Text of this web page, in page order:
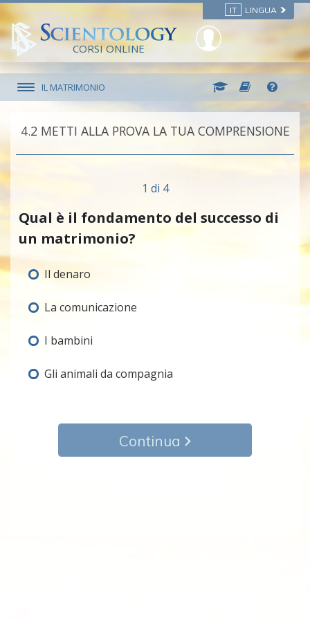
IT LINGUA
CORSI ONLINE
IL MATRIMONIO
4.‎2 METTI ALLA PROVA LA TUA COMPRENSIONE
1 di 4
Qual è il fondamento del successo di
un matrimonio?
Il denaro
La comunicazione
I bambini
Gli animali da compagnia
Continua